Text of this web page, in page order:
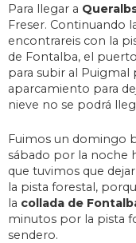
Para llegar a
Freser. Continuando
encontrareis con la
de Fontalba, el
para subir al Puigmal
aparcamiento para
nieve no se podrá
Fuimos un domingo
sábado por la noche
que tuvimos que
la pista forestal,
la collada de
minutos por la pista
sendero.